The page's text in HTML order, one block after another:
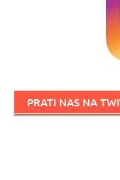
PRATI NAS NA